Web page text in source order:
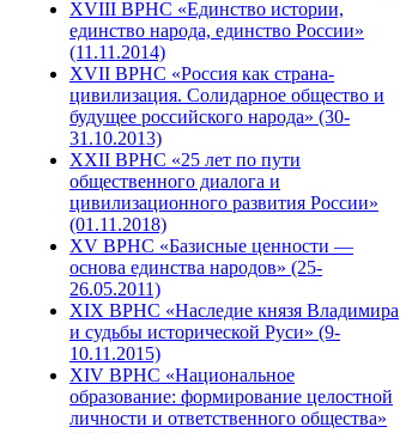
XVIII ВРНС «Единство истории,
единство народа, единство России»
(11.11.2014)
XVII ВРНС «Россия как страна-
цивилизация. Солидарное общество и
будущее российского народа» (30-
31.10.2013)
XXII ВРНС «25 лет по пути
общественного диалога и
цивилизационного развития России»
(01.11.2018)
XV ВРНС «Базисные ценности —
основа единства народов» (25-
26.05.2011)
XIX ВРНС «Наследие князя Владимира
и судьбы исторической Руси» (9-
10.11.2015)
XIV ВРНС «Национальное
образование: формирование целостной
личности и ответственного общества»